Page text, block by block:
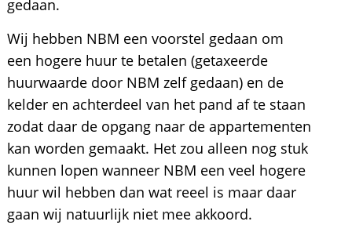
gedaan.
Wij hebben NBM een voorstel gedaan om
een hogere huur te betalen (getaxeerde
huurwaarde door NBM zelf gedaan) en de
kelder en achterdeel van het pand af te staan
zodat daar de opgang naar de appartementen
kan worden gemaakt. Het zou alleen nog stuk
kunnen lopen wanneer NBM een veel hogere
huur wil hebben dan wat reeel is maar daar
gaan wij natuurlijk niet mee akkoord.